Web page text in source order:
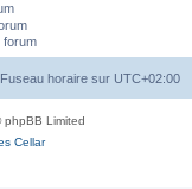
forum
Fuseau horaire sur UTC+02:00
Limited
Cellar